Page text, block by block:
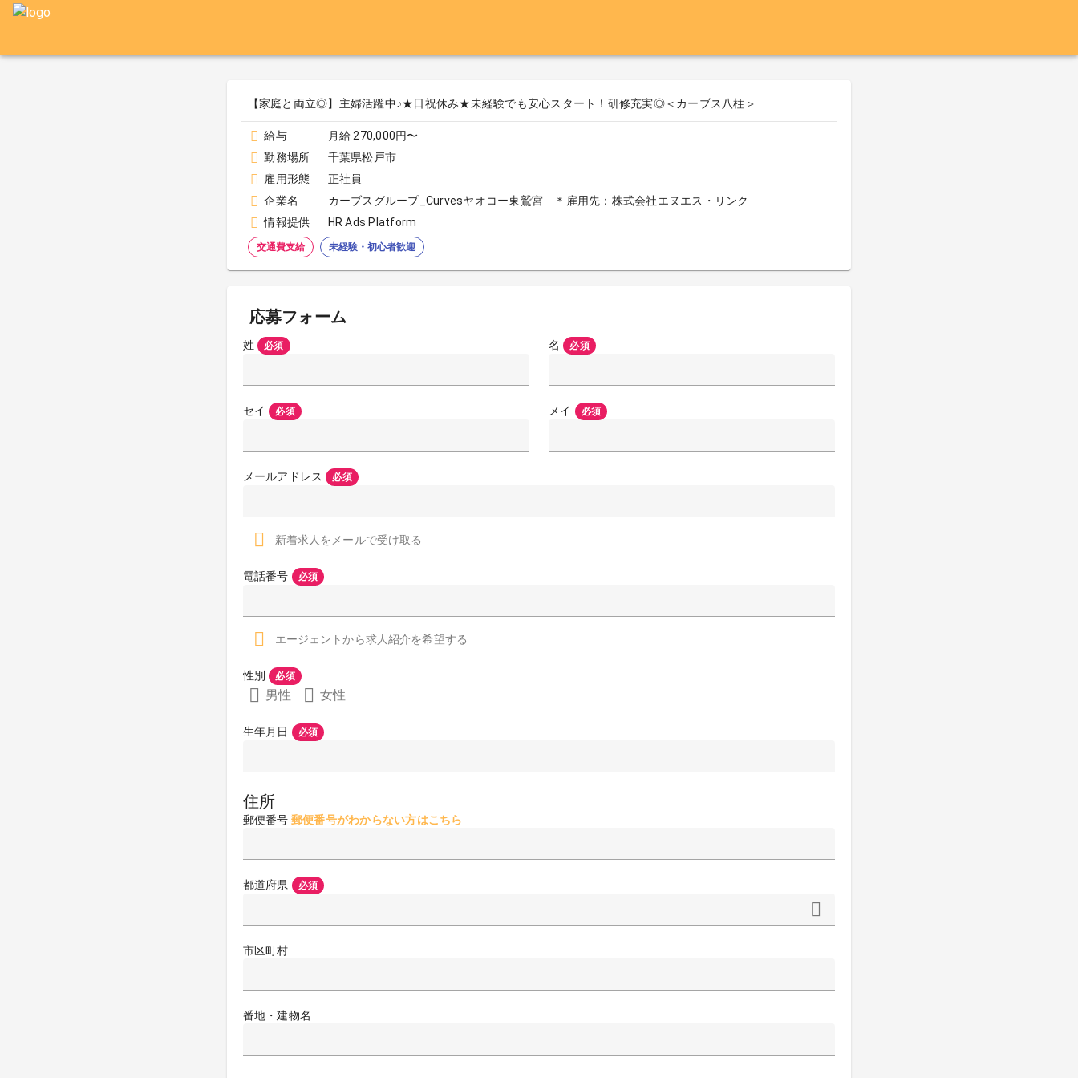
【家庭と両立◎】主婦活躍中♪★日祝休み★未経験でも安心スタート！研修充実◎＜カーブス八柱＞
給与
月給 270,000円〜
勤務場所
千葉県松戸市
雇用形態
正社員
企業名
カーブスグループ_Curvesヤオコー東鷲宮 ＊雇用先：株式会社エヌエス・リンク
情報提供
HR Ads Platform
交通費支給 未経験・初心者歓迎
応募フォーム
姓 必須 名 必須
セイ 必須 メイ 必須
メールアドレス 必須
新着求人をメールで受け取る
電話番号 必須
エージェントから求人紹介を希望する
性別 必須
男性 女性
生年月日 必須
住所
郵便番号 郵便番号がわからない方はこちら
都道府県 必須
市区町村
番地・建物名